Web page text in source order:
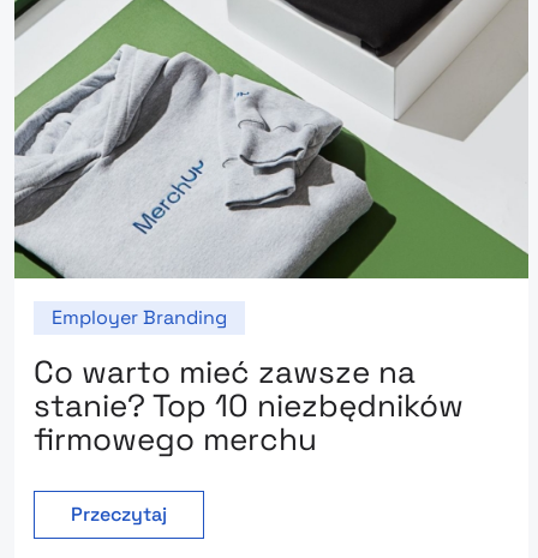
Employer Branding
Co warto mieć zawsze na
stanie? Top 10 niezbędników
firmowego merchu
Przeczytaj